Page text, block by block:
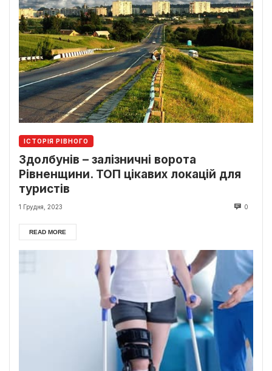
ІСТОРІЯ РІВНОГО
Здолбунів – залізничні ворота
Рівненщини. ТОП цікавих локацій для
туристів
1 Грудня, 2023 0
READ MORE